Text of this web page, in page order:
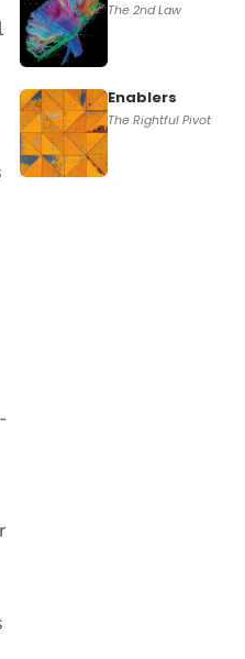
The 2nd Law
Enablers
The Rightful Pivot